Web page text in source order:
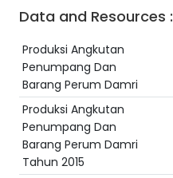
Data and Resources :
Produksi Angkutan
Penumpang Dan
Barang Perum Damri
Produksi Angkutan
Penumpang Dan
Barang Perum Damri
Tahun 2015